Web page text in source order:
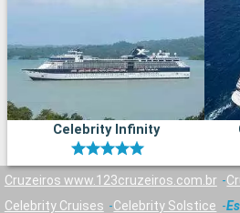
Celebrity Infinity
Cruzeiros www.123cruzeiros.com.br
Celebrity Cruises
Celebrity Solstice